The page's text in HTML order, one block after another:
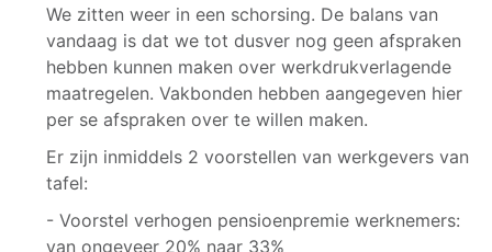
We zitten weer in een schorsing. De balans van
vandaag is dat we tot dusver nog geen afspraken
hebben kunnen maken over werkdrukverlagende
maatregelen. Vakbonden hebben aangegeven hier
per se afspraken over te willen maken.
Er zijn inmiddels 2 voorstellen van werkgevers van
tafel:
- Voorstel verhogen pensioenpremie werknemers:
van ongeveer 20% naar 33%